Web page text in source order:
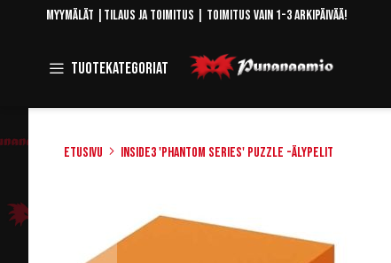
Skip
Myymälät Tilaus ja toimitus | Toimitus vain 1-3 arkipäivää!
Tuotekategoriat Toggle
Navigation
Etusivu Inside3 'Phantom Series' Puzzle -älypelit